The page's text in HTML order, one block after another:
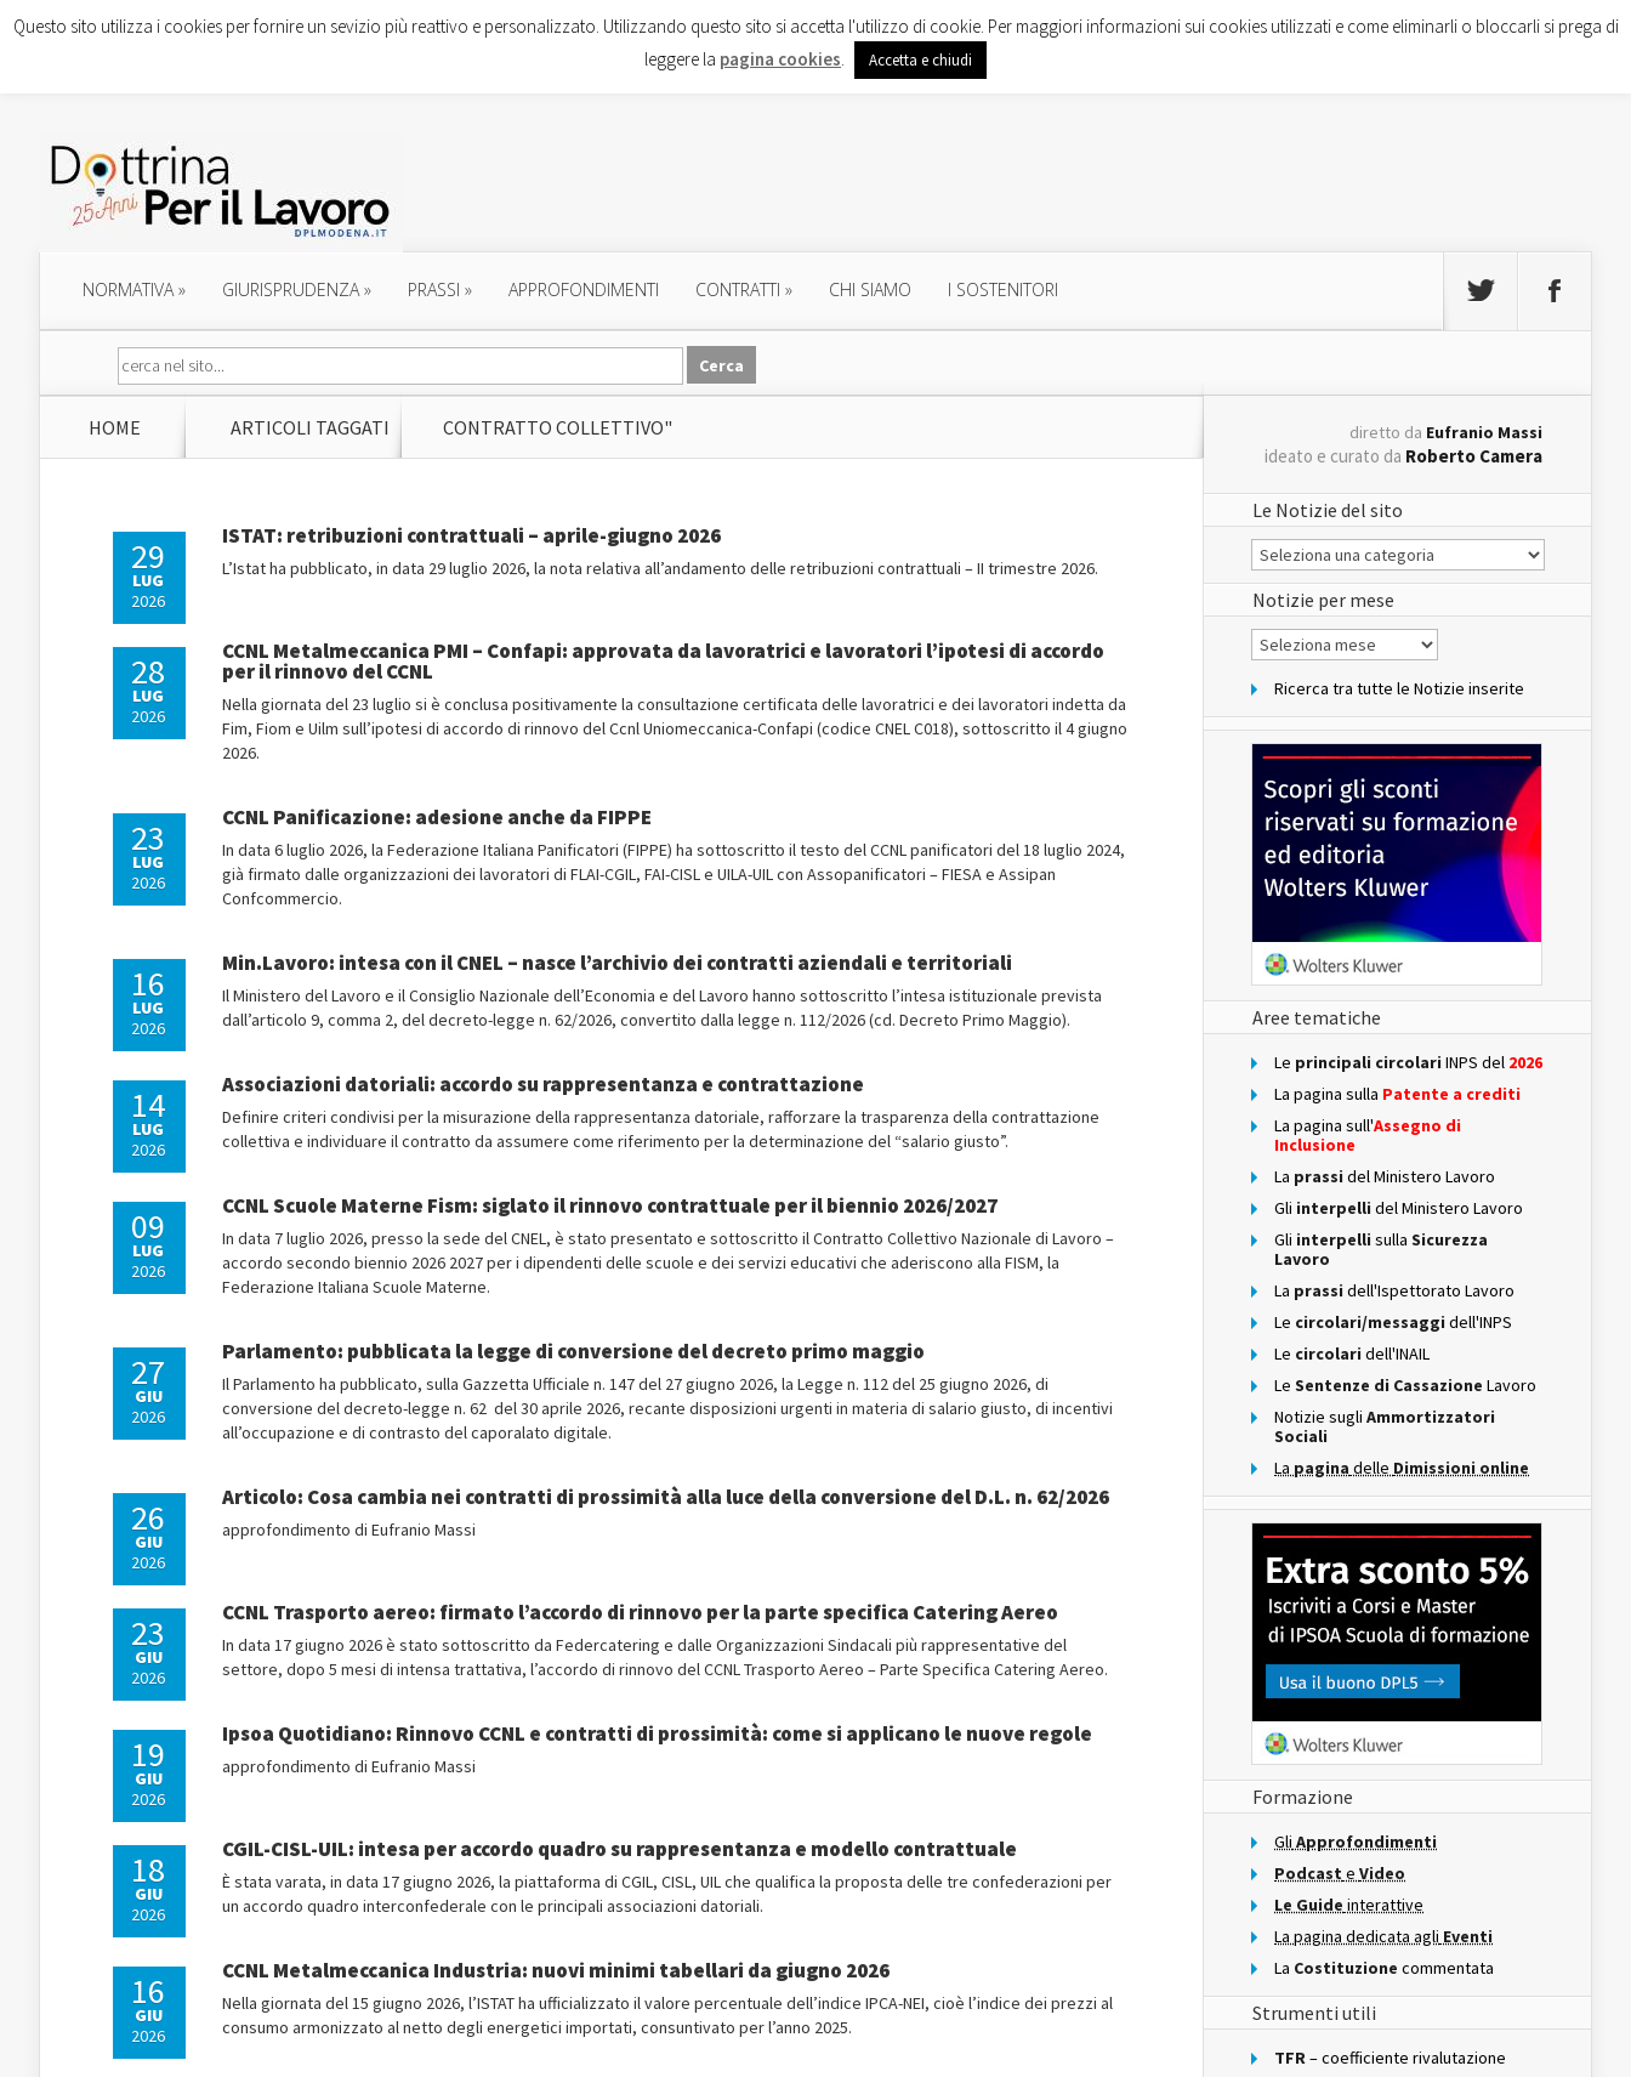
NORMATIVA» GIURISPRUDENZA» PRASSI » APPROFONDIMENTI CONTRATTI » CHI SIAMO I SOSTENITORI
HOME ARTICOLI TAGGATI CONTRATTO COLLETTIVO"
29
LUG
2026
ISTAT: retribuzioni contrattuali – aprile-giugno 2026
L’Istat ha pubblicato, in data 29 luglio 2026, la nota relativa all’andamento delle retribuzioni contrattuali – II trimestre 2026.
28
LUG
2026
CCNL Metalmeccanica PMI – Confapi: approvata da lavoratrici e lavoratori l’ipotesi di accordo
per il rinnovo del CCNL
Nella giornata del 23 luglio si è conclusa positivamente la consultazione certificata delle lavoratrici e dei lavoratori indetta da
Fim, Fiom e Uilm sull’ipotesi di accordo di rinnovo del Ccnl Uniomeccanica-Confapi (codice CNEL C018), sottoscritto il 4 giugno
2026.
23
LUG
2026
CCNL Panificazione: adesione anche da FIPPE
In data 6 luglio 2026, la Federazione Italiana Panificatori (FIPPE) ha sottoscritto il testo del CCNL panificatori del 18 luglio 2024,
già firmato dalle organizzazioni dei lavoratori di FLAI-CGIL, FAI-CISL e UILA-UIL con Assopanificatori – FIESA e Assipan
Confcommercio.
16
LUG
2026
Min.Lavoro: intesa con il CNEL – nasce l’archivio dei contratti aziendali e territoriali
Il Ministero del Lavoro e il Consiglio Nazionale dell’Economia e del Lavoro hanno sottoscritto l’intesa istituzionale prevista
dall’articolo 9, comma 2, del decreto-legge n. 62/2026, convertito dalla legge n. 112/2026 (cd. Decreto Primo Maggio).
14
LUG
2026
Associazioni datoriali: accordo su rappresentanza e contrattazione
Definire criteri condivisi per la misurazione della rappresentanza datoriale, rafforzare la trasparenza della contrattazione
collettiva e individuare il contratto da assumere come riferimento per la determinazione del “salario giusto”.
09
LUG
2026
CCNL Scuole Materne Fism: siglato il rinnovo contrattuale per il biennio 2026/2027
In data 7 luglio 2026, presso la sede del CNEL, è stato presentato e sottoscritto il Contratto Collettivo Nazionale di Lavoro –
accordo secondo biennio 2026 2027 per i dipendenti delle scuole e dei servizi educativi che aderiscono alla FISM, la
Federazione Italiana Scuole Materne.
27
GIU
2026
Parlamento: pubblicata la legge di conversione del decreto primo maggio
Il Parlamento ha pubblicato, sulla Gazzetta Ufficiale n. 147 del 27 giugno 2026, la Legge n. 112 del 25 giugno 2026, di
conversione del decreto-legge n. 62 del 30 aprile 2026, recante disposizioni urgenti in materia di salario giusto, di incentivi
all’occupazione e di contrasto del caporalato digitale.
26
GIU
2026
Articolo: Cosa cambia nei contratti di prossimità alla luce della conversione del D.L. n. 62/2026
approfondimento di Eufranio Massi
23
GIU
2026
CCNL Trasporto aereo: firmato l’accordo di rinnovo per la parte specifica Catering Aereo
In data 17 giugno 2026 è stato sottoscritto da Federcatering e dalle Organizzazioni Sindacali più rappresentative del
settore, dopo 5 mesi di intensa trattativa, l’accordo di rinnovo del CCNL Trasporto Aereo – Parte Specifica Catering Aereo.
19
GIU
2026
Ipsoa Quotidiano: Rinnovo CCNL e contratti di prossimità: come si applicano le nuove regole
approfondimento di Eufranio Massi
18
GIU
2026
CGIL-CISL-UIL: intesa per accordo quadro su rappresentanza e modello contrattuale
È stata varata, in data 17 giugno 2026, la piattaforma di CGIL, CISL, UIL che qualifica la proposta delle tre confederazioni per
un accordo quadro interconfederale con le principali associazioni datoriali.
16
GIU
2026
CCNL Metalmeccanica Industria: nuovi minimi tabellari da giugno 2026
Nella giornata del 15 giugno 2026, l’ISTAT ha ufficializzato il valore percentuale dell’indice IPCA-NEI, cioè l’indice dei prezzi al
consumo armonizzato al netto degli energetici importati, consuntivato per l’anno 2025.
diretto da Eufranio Massi
ideato e curato da Roberto Camera
Le Notizie del sito
Le
Notizie
del
sito
Notizie per mese
Notizie
per
Ricerca tra tutte le Notizie inserite
Aree tematiche
Le principali circolari INPS del 2026
La pagina sulla Patente a crediti
La pagina sull'Assegno di
Inclusione
La prassi del Ministero Lavoro
Gli interpelli del Ministero Lavoro
Gli interpelli sulla Sicurezza
Lavoro
La prassi dell'Ispettorato Lavoro
Le circolari/messaggi dell'INPS
Le circolari dell'INAIL
Le Sentenze di Cassazione Lavoro
Notizie sugli Ammortizzatori
Sociali
La pagina delle Dimissioni online
Formazione
Gli Approfondimenti
Podcast e Video
Le Guide interattive
La pagina dedicata agli Eventi
La Costituzione commentata
Strumenti utili
TFR– coefficiente rivalutazione
Questo sito utilizza i cookies per fornire un sevizio più reattivo e personalizzato. Utilizzando questo sito si accetta l'utilizzo di cookie. Per maggiori informazioni sui cookies utilizzati e come eliminarli o bloccarli si prega di
leggere la pagina cookies. Accetta e chiudi